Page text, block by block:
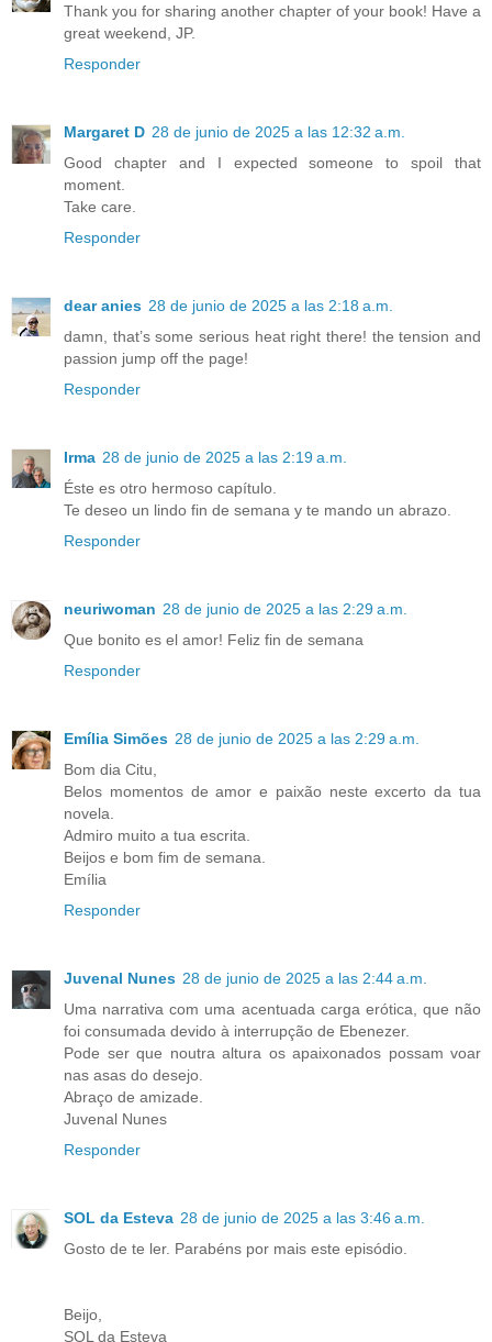
Thank you for sharing another chapter of your book! Have a
great weekend, JP.
Responder
Margaret D 28 de junio de 2025 a las 12:32 a.m.
Good chapter and I expected someone to spoil that
moment.
Take care.
Responder
dear anies 28 de junio de 2025 a las 2:18 a.m.
damn, that’s some serious heat right there! the tension and
passion jump off the page!
Responder
Irma 28 de junio de 2025 a las 2:19 a.m.
Éste es otro hermoso capítulo.
Te deseo un lindo fin de semana y te mando un abrazo.
Responder
neuriwoman 28 de junio de 2025 a las 2:29 a.m.
Que bonito es el amor! Feliz fin de semana
Responder
Emília Simões 28 de junio de 2025 a las 2:29 a.m.
Bom dia Citu,
Belos momentos de amor e paixão neste excerto da tua
novela.
Admiro muito a tua escrita.
Beijos e bom fim de semana.
Emília
Responder
Juvenal Nunes 28 de junio de 2025 a las 2:44 a.m.
Uma narrativa com uma acentuada carga erótica, que não
foi consumada devido à interrupção de Ebenezer.
Pode ser que noutra altura os apaixonados possam voar
nas asas do desejo.
Abraço de amizade.
Juvenal Nunes
Responder
SOL da Esteva 28 de junio de 2025 a las 3:46 a.m.
Gosto de te ler. Parabéns por mais este episódio.
Beijo,
SOL da Esteva